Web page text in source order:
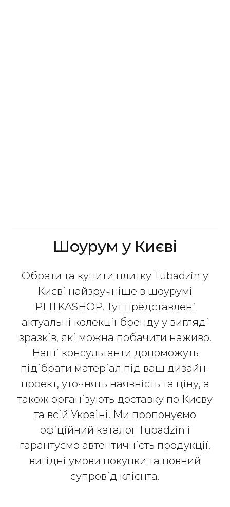
Шоурум у Києві
Обрати та купити плитку Tubadzin у
Києві найзручніше в шоурумі
PLITKASHOP. Тут представлені
актуальні колекції бренду у вигляді
зразків, які можна побачити наживо.
Наші консультанти допоможуть
підібрати матеріал під ваш дизайн-
проект, уточнять наявність та ціну, а
також організують доставку по Києву
та всій Україні. Ми пропонуємо
офіційний каталог Tubadzin і
гарантуємо автентичність продукції,
вигідні умови покупки та повний
супровід клієнта.